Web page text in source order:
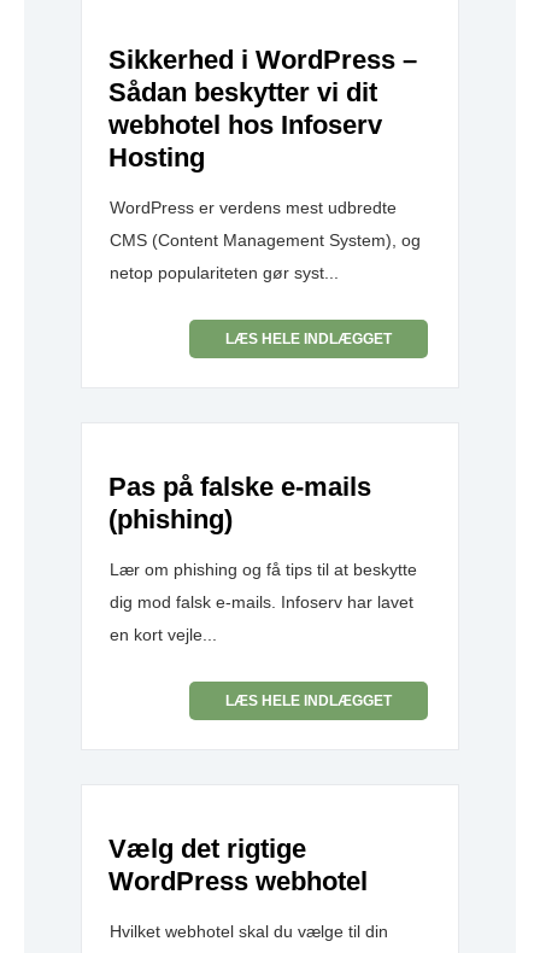
Sikkerhed i WordPress –
Sådan beskytter vi dit
webhotel hos Infoserv
Hosting
WordPress er verdens mest udbredte
CMS (Content Management System), og
netop populariteten gør syst...
LÆS HELE INDLÆGGET
Pas på falske e-mails
(phishing)
Lær om phishing og få tips til at beskytte
dig mod falsk e-mails. Infoserv har lavet
en kort vejle...
LÆS HELE INDLÆGGET
Vælg det rigtige
WordPress webhotel
Hvilket webhotel skal du vælge til din